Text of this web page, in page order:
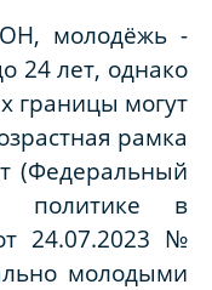
молодёжь -
24 лет, однако
границы могут
рамка
(Федеральный
политике в
24.07.2023 №
молодыми